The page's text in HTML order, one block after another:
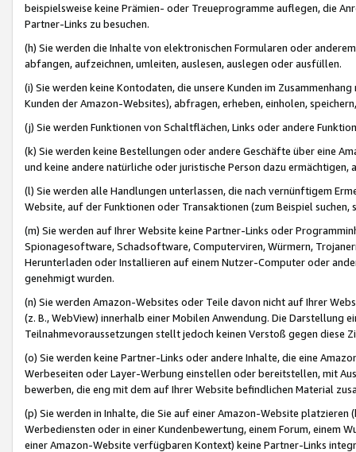
beispielsweise keine Prämien- oder Treueprogramme auflegen, die
Partner-Links zu besuchen.
(h) Sie werden die Inhalte von elektronischen Formularen oder
abfangen, aufzeichnen, umleiten, auslesen, auslegen oder ausfüllen.
(i) Sie werden keine Kontodaten, die unsere Kunden im
Kunden der Amazon-Websites), abfragen, erheben, einholen,
(j) Sie werden Funktionen von Schaltflächen, Links oder andere
(k) Sie werden keine Bestellungen oder andere Geschäfte über eine
und keine andere natürliche oder juristische Person dazu
(l) Sie werden alle Handlungen unterlassen, die nach vernünftigem
Website, auf der Funktionen oder Transaktionen (zum Beispiel
(m) Sie werden auf Ihrer Website keine Partner-Links oder
Spionagesoftware, Schadsoftware, Computerviren, Würmern,
Herunterladen oder Installieren auf einem Nutzer-Computer oder
genehmigt wurden.
(n) Sie werden Amazon-Websites oder Teile davon nicht auf Ihrer
(z. B., WebView) innerhalb einer Mobilen Anwendung. Die Darstellung
Teilnahmevoraussetzungen stellt jedoch keinen Verstoß gegen diese
(o) Sie werden keine Partner-Links oder andere Inhalte, die eine
Werbeseiten oder Layer-Werbung einstellen oder bereitstellen, mit
bewerben, die eng mit dem auf Ihrer Website befindlichen Material
(p) Sie werden in Inhalte, die Sie auf einer Amazon-Website
Werbediensten oder in einer Kundenbewertung, einem Forum, einem
einer Amazon-Website verfügbaren Kontext) keine Partner-Links